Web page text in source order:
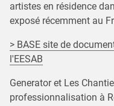
artistes en résidence
exposé récemment au
> BASE site de
l'EESAB
Generator et Les
professionnalisation à